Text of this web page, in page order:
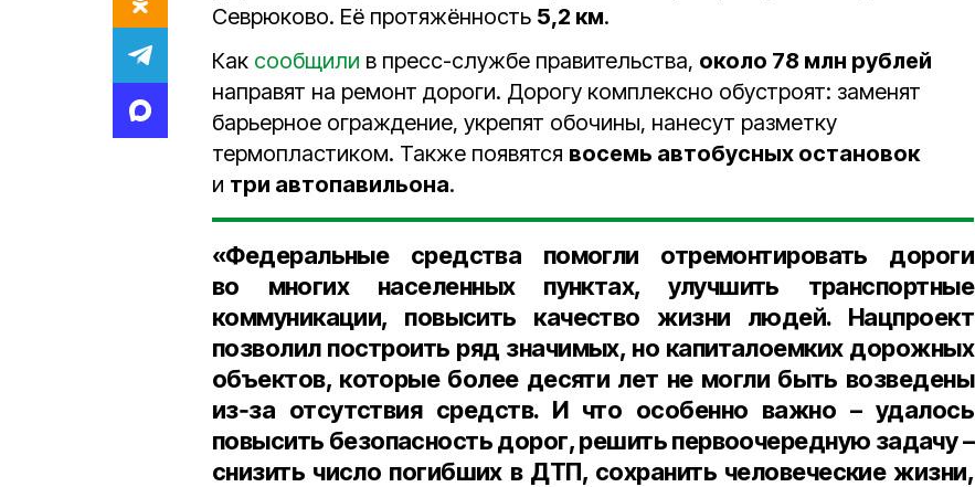
Севрюково. Её протяжённость 5,2 км.
Как сообщили в пресс-службе правительства, около 78 млн рублей
направят на ремонт дороги. Дорогу комплексно обустроят: заменят
барьерное ограждение, укрепят обочины, нанесут разметку
термопластиком. Также появятся восемь автобусных остановок
и три автопавильона.
«Федеральные средства помогли отремонтировать дороги
во многих населенных пунктах, улучшить транспортные
коммуникации, повысить качество жизни людей. Нацпроект
позволил построить ряд значимых, но капиталоемких дорожных
объектов, которые более десяти лет не могли быть возведены
из‑за отсутствия средств. И что особенно важно – удалось
повысить безопасность дорог, решить первоочередную задачу –
снизить число погибших в ДТП, сохранить человеческие жизни,